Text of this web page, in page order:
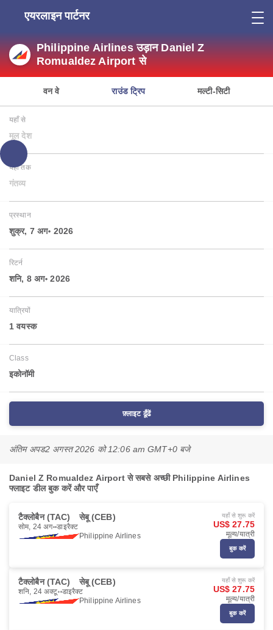
एयरलाइन पार्टनर
Philippine Airlines उड़ान Daniel Z
Romualdez Airport से
वन वे राउंड ट्रिप मल्टी-सिटी
यहाँ से
मूल देश
यहाँ तक
गंतव्य
प्रस्थान
शुक्र, 7 अग॰ 2026
रिटर्न
शनि, 8 अग॰ 2026
यात्रियों
1 वयस्‍क
Class
इकोनॉमी
फ़्लाइट ढूँढें
अंतिम अपड2 अगस्त 2026 को 12:06 am GMT+0 बजे
Daniel Z Romualdez Airport से सबसे अच्छी Philippine Airlines
फ्लाइट डील बुक करें और पाएँ
टैक्लोबैन (TAC) सेबू (CEB)
सोम, 24 अग॰ डाइरैक्ट
Philippine Airlines
यहाँ से शुरू करें
US$ 27.75
मूल्य/यात्री
बुक करें
टैक्लोबैन (TAC) सेबू (CEB)
शनि, 24 अक्टू॰ डाइरैक्ट
Philippine Airlines
यहाँ से शुरू करें
US$ 27.75
मूल्य/यात्री
बुक करें